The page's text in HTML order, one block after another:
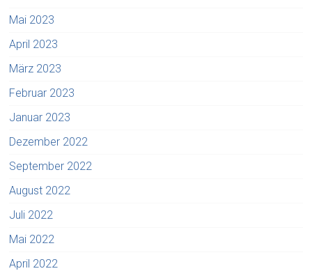
Mai 2023
April 2023
März 2023
Februar 2023
Januar 2023
Dezember 2022
September 2022
August 2022
Juli 2022
Mai 2022
April 2022